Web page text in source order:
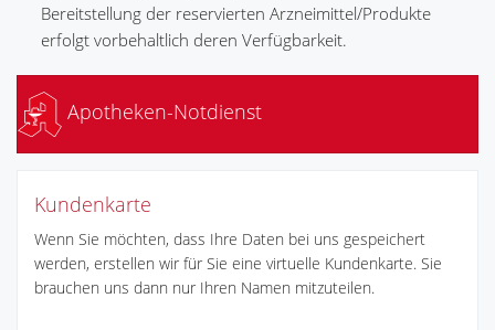
Bereitstellung der reservierten Arzneimittel/Produkte
erfolgt vorbehaltlich deren Verfügbarkeit.
Apotheken-Notdienst
Kundenkarte
Wenn Sie möchten, dass Ihre Daten bei uns gespeichert
werden, erstellen wir für Sie eine virtuelle Kundenkarte. Sie
brauchen uns dann nur Ihren Namen mitzuteilen.